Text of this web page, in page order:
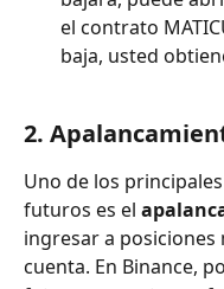
el contrato
baja, usted
2.
Uno de los
futuros es el
ingresar a posiciones
cuenta. En Binance,